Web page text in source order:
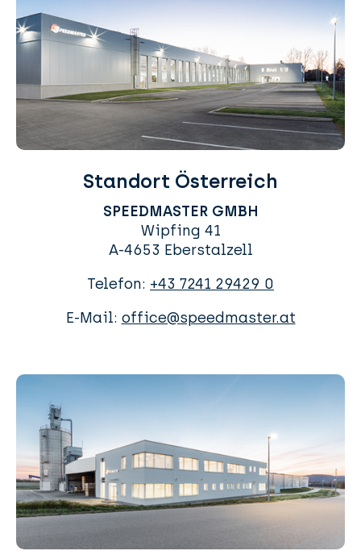
Standort Österreich
SPEEDMASTER GMBH
Wipfing 41
A-4653 Eberstalzell
Telefon: +43 7241 29429 0
E-Mail: office@speedmaster.at